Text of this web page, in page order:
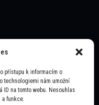
přístupu k informacím o
technologiemi nám umožní
na tomto webu. Nesouhlas
a funkce.